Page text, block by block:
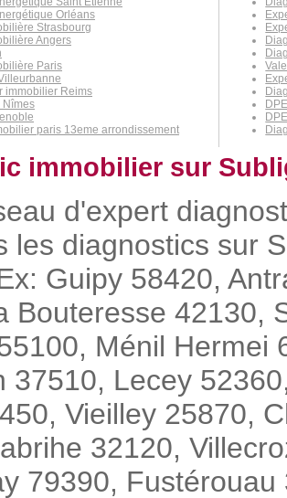
Orléans
Strasbourg
Angers
Paris
immobilier Reims
Nîmes
paris 13eme arrondissement
immobilier sur
d'expert
les diagnostics sur
Guipy 58420,
Bouteresse 42130,
Ménil Hermei
37510, Lecey
Vieilley 25870,
32120,
79390,